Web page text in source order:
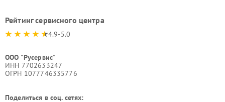
Рейтинг сервисного центра
4.9-5.0
ООО "Русервис"
ИНН 7702633247
ОГРН 1077746335776
Поделиться в соц. сетях: